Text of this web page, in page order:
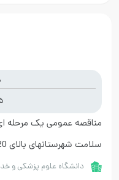
مناقصه عمومی یک مرحله ای
بردسیردانشگاه علوم پزشکی و